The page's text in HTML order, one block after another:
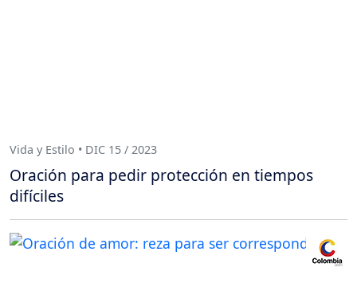
Vida y Estilo • DIC 15 / 2023
Oración para pedir protección en tiempos
difíciles